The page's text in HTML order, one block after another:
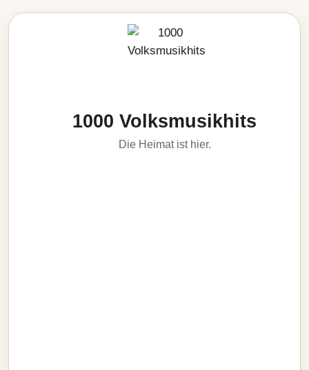
1000 Volksmusikhits
Die Heimat ist hier.